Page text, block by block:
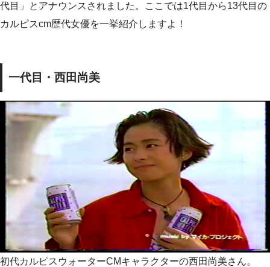
代目」とアナウンスされました。ここでは1代目から13代目の
カルピスcm歴代女優を一挙紹介しますよ！
一代目・西田尚美
初代カルピスウォーターCMキャラクターの西田尚美さん。